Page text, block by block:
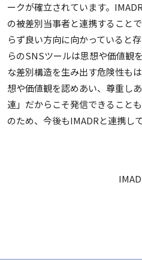
ークが確立されています。
の被差別当事者と連携すること
らず良い方向に向かっていると
らのSNSツールは思想や価値観
な差別構造を生み出す危険性も
想や価値観を認めあい、尊重し
連」だからこそ発信できること
のため、今後もIMADRと連携し